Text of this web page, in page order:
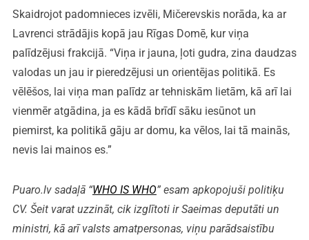
Skaidrojot padomnieces izvēli, Mičerevskis norāda, ka ar
Lavrenci strādājis kopā jau Rīgas Domē, kur viņa
palīdzējusi frakcijā. “Viņa ir jauna, ļoti gudra, zina daudzas
valodas un jau ir pieredzējusi un orientējas politikā. Es
vēlēšos, lai viņa man palīdz ar tehniskām lietām, kā arī lai
vienmēr atgādina, ja es kādā brīdī sāku iesūnot un
piemirst, ka politikā gāju ar domu, ka vēlos, lai tā mainās,
nevis lai mainos es.”
Puaro.lv sadaļā “WHO IS WHO” esam apkopojuši politiķu
CV. Šeit varat uzzināt, cik izglītoti ir Saeimas deputāti un
ministri, kā arī valsts amatpersonas, viņu parādsaistību